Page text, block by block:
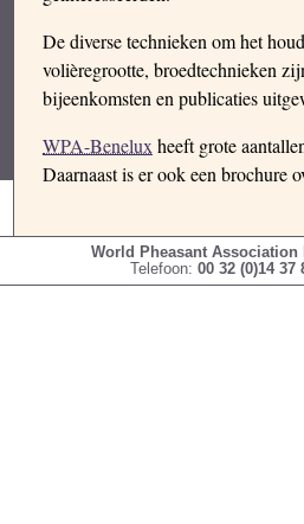
De diverse technieken om het
volièregrootte, broedtechnieken
bijeenkomsten en publicaties
WPA-Beneluxheeft grote
Daarnaast is er ook een brochure
World Pheasant Association
Telefoon: 00 32 (0)14 37